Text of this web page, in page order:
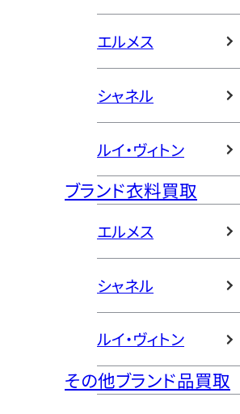
エルメス
シャネル
ルイ・ヴィトン
ブランド衣料買取
エルメス
シャネル
ルイ・ヴィトン
その他ブランド品買取